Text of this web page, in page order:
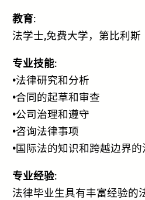
教育:
法学士,免费大学，第比利斯
专业技能:
•法律研究和分析
•合同的起草和审查
•公司治理和遵守
•咨询法律事项
•国际法的知识和跨越边界
专业经验:
法律毕业生具有丰富经验的